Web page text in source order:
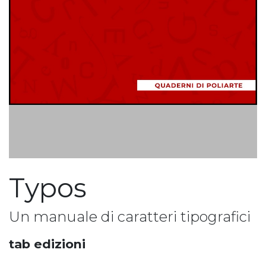
Typos
Un manuale di caratteri tipografici
tab edizioni